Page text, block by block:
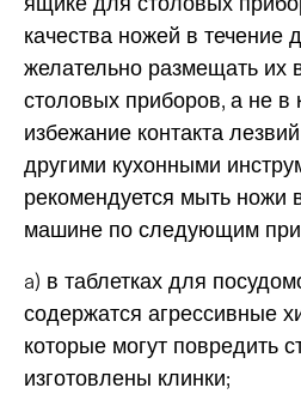
качества ножей в течение
желательно размещать их
столовых приборов, а не в
избежание контакта
другими кухонными
рекомендуется мыть ножи
машине по следующим
a) в таблетках для
содержатся агрессивные
которые могут повредить
изготовлены клинки;